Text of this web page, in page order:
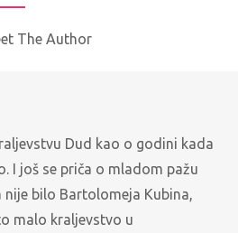
The Author
Dud kao o godini kada
I još se priča o mladom pažu
nije bilo Bartolomeja Kubina,
malo kraljevstvo u